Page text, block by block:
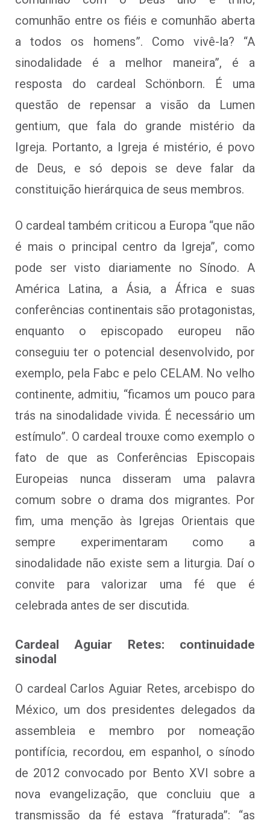
comunhão entre os fiéis e comunhão aberta
a todos os homens”. Como vivê-la? “A
sinodalidade é a melhor maneira”, é a
resposta do cardeal Schönborn. É uma
questão de repensar a visão da Lumen
gentium, que fala do grande mistério da
Igreja. Portanto, a Igreja é mistério, é povo
de Deus, e só depois se deve falar da
constituição hierárquica de seus membros.
O cardeal também criticou a Europa “que não
é mais o principal centro da Igreja”, como
pode ser visto diariamente no Sínodo. A
América Latina, a Ásia, a África e suas
conferências continentais são protagonistas,
enquanto o episcopado europeu não
conseguiu ter o potencial desenvolvido, por
exemplo, pela Fabc e pelo CELAM. No velho
continente, admitiu, “ficamos um pouco para
trás na sinodalidade vivida. É necessário um
estímulo”. O cardeal trouxe como exemplo o
fato de que as Conferências Episcopais
Europeias nunca disseram uma palavra
comum sobre o drama dos migrantes. Por
fim, uma menção às Igrejas Orientais que
sempre experimentaram como a
sinodalidade não existe sem a liturgia. Daí o
convite para valorizar uma fé que é
celebrada antes de ser discutida.
Cardeal Aguiar Retes: continuidade
sinodal
O cardeal Carlos Aguiar Retes, arcebispo do
México, um dos presidentes delegados da
assembleia e membro por nomeação
pontifícia, recordou, em espanhol, o sínodo
de 2012 convocado por Bento XVI sobre a
nova evangelização, que concluiu que a
transmissão da fé estava “fraturada”: “as